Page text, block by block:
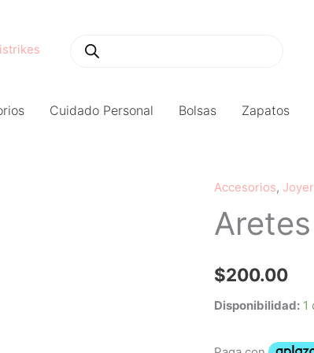
Cuidado Personal Bolsas Zapatos
Accesorios,
$200.00
Disponibilidad: 1
Aretes
Renata
cantidad